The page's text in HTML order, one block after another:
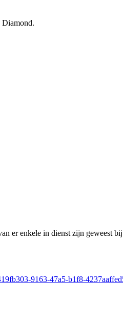
Diamond.
er enkele in dienst zijn geweest